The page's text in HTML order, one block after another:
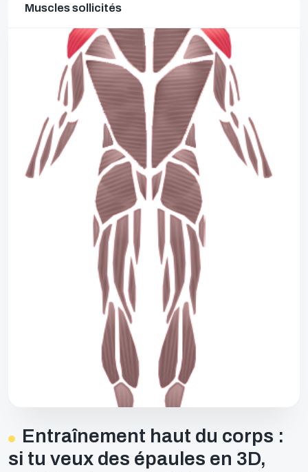
Muscles sollicités
Entraînement haut du corps :
si tu veux des épaules en 3D,